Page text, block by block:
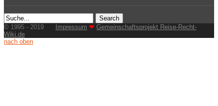
© 1995 - 2019 Impressum ❤ Gemeinschaftsprojekt Reise-Recht-
Wiki.de
nach oben